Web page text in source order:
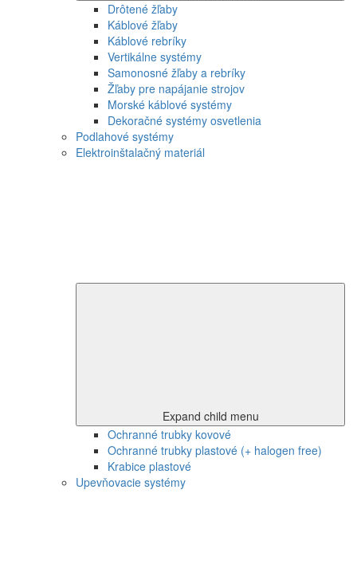
Drôtené žľaby
Káblové žľaby
Káblové rebríky
Vertikálne systémy
Samonosné žľaby a rebríky
Žľaby pre napájanie strojov
Morské káblové systémy
Dekoračné systémy osvetlenia
Podlahové systémy
Elektroinštalačný materiál
Expand child menu
Ochranné trubky kovové
Ochranné trubky plastové (+ halogen free)
Krabice plastové
Upevňovacie systémy